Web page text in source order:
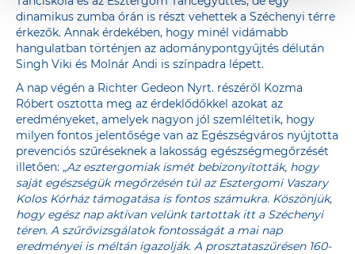
dinamikus zumba órán is részt vehettek a Széchenyi térre
érkezők. Annak érdekében, hogy minél vidámabb
hangulatban történjen az adománypontgyűjtés délután
Singh Viki és Molnár Andi is színpadra lépett.
A nap végén a Richter Gedeon Nyrt. részéről Kozma
Róbert osztotta meg az érdeklődőkkel azokat az
eredményeket, amelyek nagyon jól szemléltetik, hogy
milyen fontos jelentősége van az Egészségváros nyújtotta
prevenciós szűréseknek a lakosság egészségmegőrzését
illetően: „Az esztergomiak ismét bebizonyították, hogy
saját egészségük megőrzésén túl az Esztergomi Vaszary
Kolos Kórház támogatása is fontos számukra. Köszönjük,
hogy egész nap aktívan velünk tartottak itt a Széchenyi
téren. A szűrővizsgálatok fontosságát a mai nap
eredményei is méltán igazolják. A prosztataszűrésen 160-